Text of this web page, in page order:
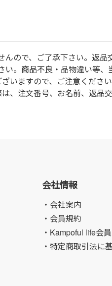
ので、ご了承下さい。返
。商品不良・品物違い等
いますので、ご注意くださ
、注文番号、お名前、返品
会社情報
・会社案内
・会員規約
・Kampoful life会
・特定商取引法に